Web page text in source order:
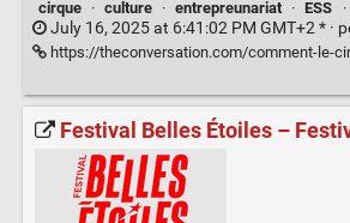
cirque · culture · entrepreunariat · ESS ·
July 16, 2025 at 6:41:02 PM GMT+2 * ·
https://theconversation.com/comment-le-cirque-
Festival Belles Étoiles –